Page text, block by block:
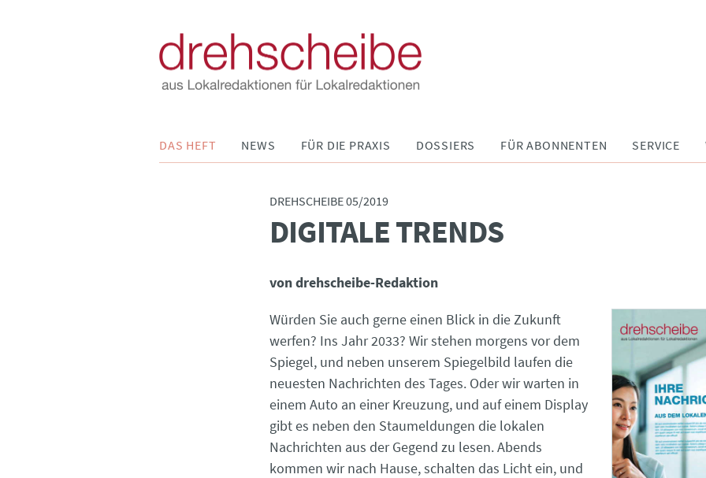
DAS HEFT NEWS FÜR DIE PRAXIS DOSSIERS FÜR ABONNENTEN SERVICE
DREHSCHEIBE 05/2019
DIGITALE TRENDS
von drehscheibe-Redaktion
Würden Sie auch gerne einen Blick in die Zukunft
werfen? Ins Jahr 2033? Wir stehen morgens vor dem
Spiegel, und neben unserem Spiegelbild laufen die
neuesten Nachrichten des Tages. Oder wir warten in
einem Auto an einer Kreuzung, und auf einem Display
gibt es neben den Staumeldungen die lokalen
Nachrichten aus der Gegend zu lesen. Abends
kommen wir nach Hause, schalten das Licht ein, und